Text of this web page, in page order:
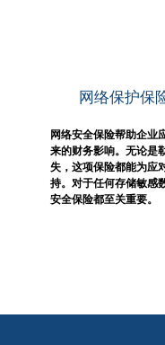
网络保护保
网络安全保险帮助企业
来的财务影响。无论是
失，这项保险都能为应
持。对于任何存储敏感
安全保险都至关重要。